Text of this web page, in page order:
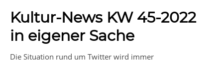
Kultur-News KW 45-2022
in eigener Sache
Die Situation rund um Twitter wird immer